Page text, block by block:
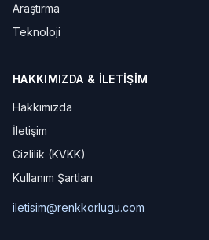
Araştırma
Teknoloji
HAKKIMIZDA & İLETIŞIM
Hakkımızda
İletişim
Gizlilik (KVKK)
Kullanım Şartları
iletisim@renkkorlugu.com